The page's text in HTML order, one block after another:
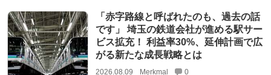
「赤字路線と呼ばれたのも、過去の話
です」 埼玉の鉄道会社が進める駅サー
ビス拡充！ 利益率30%、延伸計画で広
がる新たな成長戦略とは
2026.08.09 Merkmal 0